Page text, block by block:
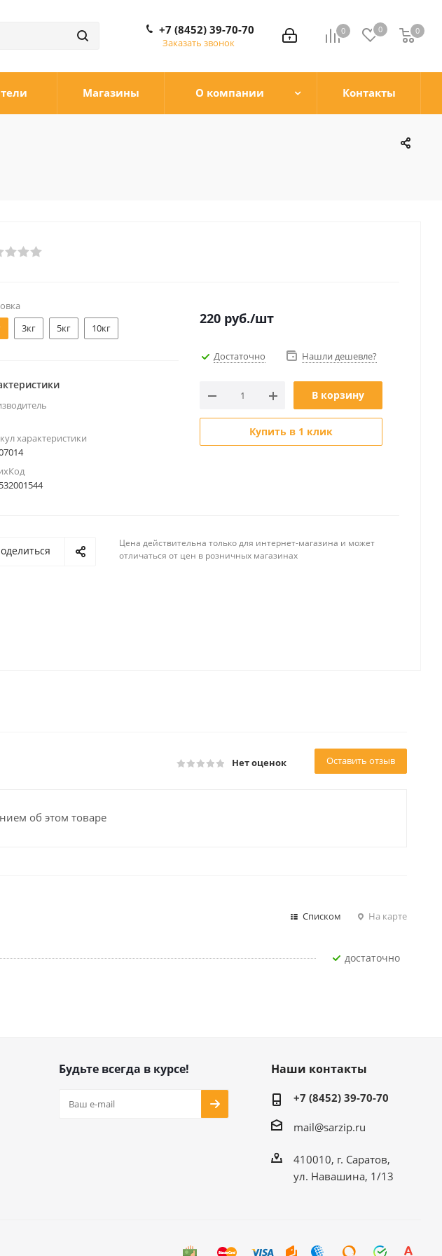
0 0 0
0
+7 (8452) 39-70-70
Заказать звонок
Магазины О компании Контакты
3кг 5кг 10кг
характеристики
220 руб./шт
Достаточно Нашли дешевле?
В корзину
Купить в 1 клик
Цена действительна только для интернет-магазина и может
отличаться от цен в розничных магазинах
Нет оценок Оставить отзыв
об этом товаре
Списком На карте
Достаточно
Будьте всегда в курсе! Наши контакты
+7 (8452) 39-70-70
mail@sarzip.ru
410010, г. Саратов,
ул. Навашина, 1/13